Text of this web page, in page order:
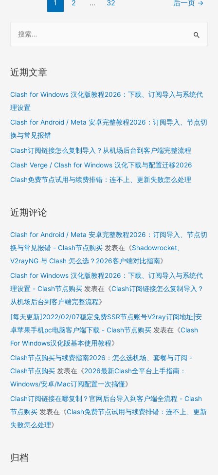
1 2 … 32 后一页 →
r
h
f
o
r
:
近期文章
Clash for Windows 汉化版教程2026：下载、订阅导入与系统代
理设置
Clash for Android / Meta 安卓完整教程2026：订阅导入、节点切
换与常见报错
Clash订阅链接怎么复制导入？从机场后台到客户端完整流程
Clash Verge / Clash for Windows 汉化下载与配置迁移2026
Clash免费节点试用与续费排错：连不上、更新失败怎么处理
近期评论
Clash for Android / Meta 安卓完整教程2026：订阅导入、节点切
换与常见报错 - Clash节点购买 发表在《Shadowrocket、
V2rayNG 与 Clash 怎么选？2026客户端对比指南》
Clash for Windows 汉化版教程2026：下载、订阅导入与系统代
理设置 - Clash节点购买 发表在《Clash订阅链接怎么复制导入？
从机场后台到客户端完整流程》
[每天更新]2022/02/07稳定免费SSR节点账号V2ray订阅地址|安
卓苹果手机pc电脑客户端下载 - Clash节点购买 发表在《Clash
For Windows汉化版基本使用教程》
Clash节点购买与续费指南2026：怎么选机场、套餐与订阅 -
Clash节点购买 发表在《2026最新Clash全平台上手指南：
Windows/安卓/Mac订阅配置一次搞懂》
Clash订阅链接在哪复制？官网后台导入到客户端全流程 - Clash
节点购买 发表在《Clash免费节点试用与续费排错：连不上、更新
失败怎么处理》
归档